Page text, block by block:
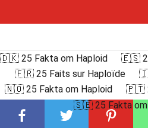
🇩🇰 25 Fakta om Haploid
🇪🇸
🇫🇷 25 Faits sur Haploïde
🇳🇴 25 Fakta om Haploid
🇵🇹
🇸🇪 25 Fakta om